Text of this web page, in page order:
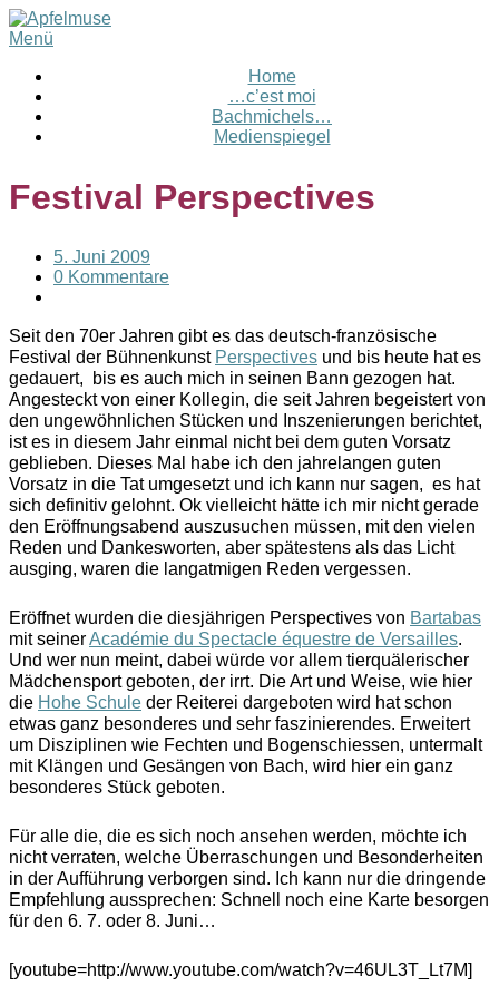
Menü
Home
…c’est moi
Bachmichels…
Medienspiegel
Festival Perspectives
5. Juni 2009
0 Kommentare
Seit den 70er Jahren gibt es das deutsch-französische
Festival der Bühnenkunst Perspectives und bis heute hat es
gedauert, bis es auch mich in seinen Bann gezogen hat.
Angesteckt von einer Kollegin, die seit Jahren begeistert von
den ungewöhnlichen Stücken und Inszenierungen berichtet,
ist es in diesem Jahr einmal nicht bei dem guten Vorsatz
geblieben. Dieses Mal habe ich den jahrelangen guten
Vorsatz in die Tat umgesetzt und ich kann nur sagen, es hat
sich definitiv gelohnt. Ok vielleicht hätte ich mir nicht gerade
den Eröffnungsabend auszusuchen müssen, mit den vielen
Reden und Dankesworten, aber spätestens als das Licht
ausging, waren die langatmigen Reden vergessen.
Eröffnet wurden die diesjährigen Perspectives von Bartabas
mit seinerAcadémie du Spectacle équestre de Versailles.
Und wer nun meint, dabei würde vor allem tierquälerischer
Mädchensport geboten, der irrt. Die Art und Weise, wie hier
die Hohe Schule der Reiterei dargeboten wird hat schon
etwas ganz besonderes und sehr faszinierendes. Erweitert
um Disziplinen wie Fechten und Bogenschiessen, untermalt
mit Klängen und Gesängen von Bach, wird hier ein ganz
besonderes Stück geboten.
Für alle die, die es sich noch ansehen werden, möchte ich
nicht verraten, welche Überraschungen und Besonderheiten
in der Aufführung verborgen sind. Ich kann nur die dringende
Empfehlung aussprechen: Schnell noch eine Karte besorgen
für den 6. 7. oder 8. Juni…
[youtube=http://www.youtube.com/watch?v=46UL3T_Lt7M]